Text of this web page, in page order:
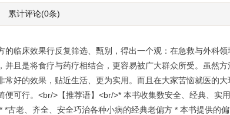
累计评论(0条)
临床效果行反复筛选、甄别，得出一个观：在急救与外科
且是将食疗与药疗相结合，更容易被广大群众所受。虽然
好的效果，贴近生活、更为实用。而且在大家苦恼就医的
可行。<br/>【推荐语】<br/>* 本书收集数安全、经典、实
老、齐全、安全巧治各种小病的经典老偏方 * 本书提供的